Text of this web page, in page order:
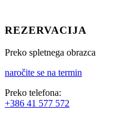
REZERVACIJA
Preko spletnega obrazca
naročite se na termin
Preko telefona:
+386 41 577 572